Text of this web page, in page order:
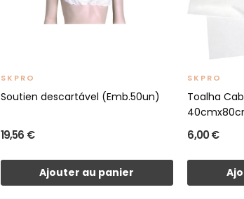
SKPRO
Soutien descartável (Emb.50un)
19,56 €
Ajouter au panier
SKPRO
Toalha
6,00 €